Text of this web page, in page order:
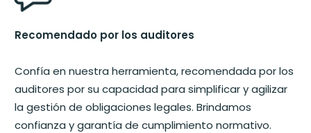
Recomendado por los auditores
Confía en nuestra herramienta, recomendada por los
auditores por su capacidad para simplificar y agilizar
la gestión de obligaciones legales. Brindamos
confianza y garantía de cumplimiento normativo.